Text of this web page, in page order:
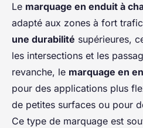
Le marquage en enduit à
adapté aux zones à fort
une durabilité supérieures,
les intersections et les
revanche, le marquage en
pour des applications plus
de petites surfaces ou pour
Ce type de marquage est